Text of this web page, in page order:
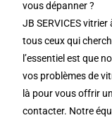
vous dépanner ?
JB SERVICES
tous ceux qui
l’essentiel est que
vos problèmes de
là pour vous offrir
contacter. Notre